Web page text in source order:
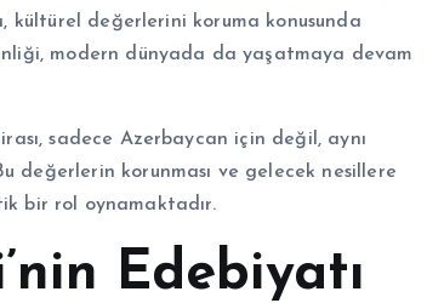
kültürel değerlerini koruma konusunda
modern dünyada da yaşatmaya devam
sadece Azerbaycan için değil, aynı
değerlerin korunması ve gelecek nesillere
bir rol oynamaktadır.
Edebiyatı